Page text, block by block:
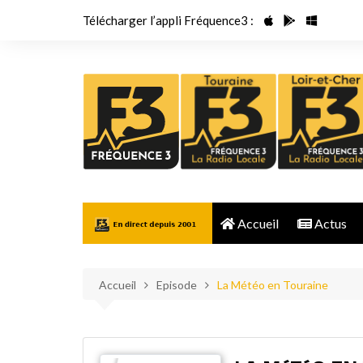
Télécharger l’appli Fréquence3 :
Accueil Actus
Accueil Episode La Météo en Touraine